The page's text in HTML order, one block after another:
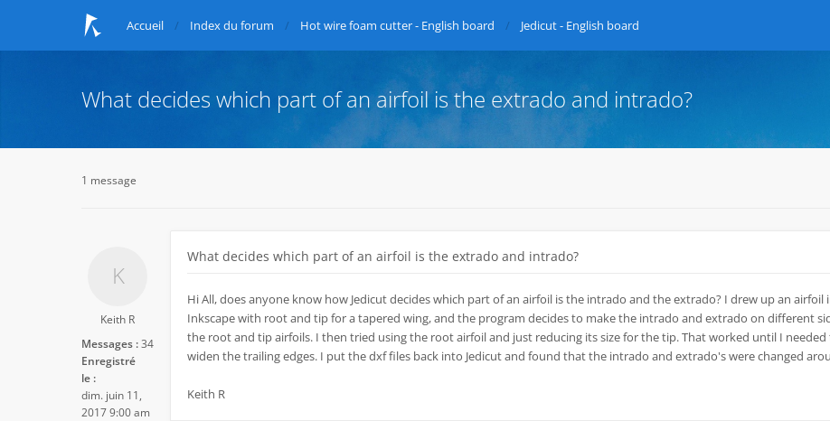
Accueil Index du forum Hot wire foam cutter - English board Jedicut - English board
What decides which part of an airfoil is the extrado and intrado?
1 message
Keith R
Messages :34
Enregistré
le :
dim. juin 11,
2017 9:00 am
What decides which part of an airfoil is the extrado and intrado?
Hi All, does anyone know how Jedicut decides which part of an airfoil is the intrado and the extrado? I drew up an airfoil
Inkscape with root and tip for a tapered wing, and the program decides to make the intrado and extrado on different
the root and tip airfoils. I then tried using the root airfoil and just reducing its size for the tip. That worked until I needed
widen the trailing edges. I put the dxf files back into Jedicut and found that the intrado and extrado's were changed
Keith R